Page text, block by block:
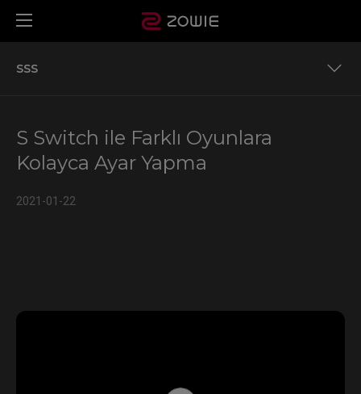
SSS
S Switch, XL2540K ve XL2411K için isteğe bağlı bir
aksesuardır.
S Switch ile Farklı Oyunlara
Kolayca Ayar Yapma
2021-01-22